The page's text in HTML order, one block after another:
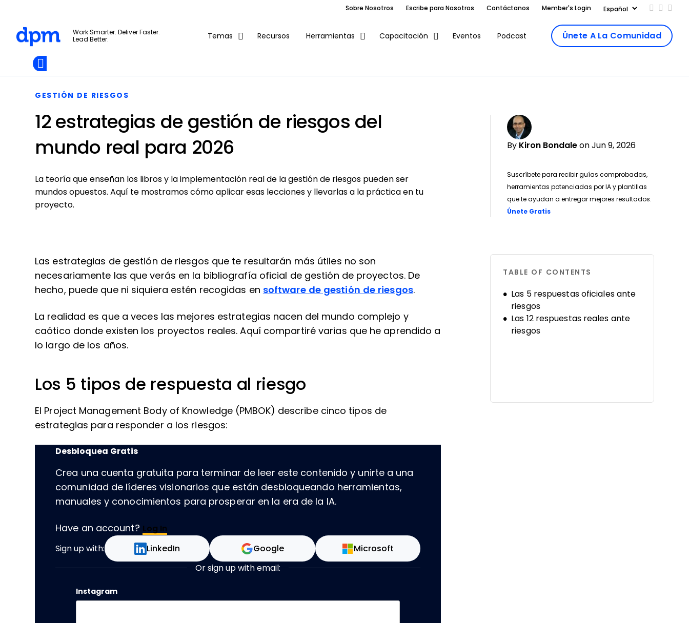
Skip to main content
Sobre Nosotros Escribe para Nosotros Contáctanos Member's Login Add us
Follow
Work Smarter. Deliver Faster.
Lead Better.
Temas Recursos Herramientas Capacitación Eventos Podcast Únete A La Comunidad
Add as
GESTIÓN DE RIESGOS
12 estrategias de gestión de riesgos del
mundo real para 2026
By Kiron Bondale on Jun 9, 2026
Suscríbete para recibir guías comprobadas,
herramientas potenciadas por IA y plantillas
que te ayudan a entregar mejores resultados.
Únete GratisOpens new window
La teoría que enseñan los libros y la implementación real de la gestión de riesgos pueden ser
mundos opuestos. Aquí te mostramos cómo aplicar esas lecciones y llevarlas a la práctica en tu
proyecto.
Las estrategias de gestión de riesgos que te resultarán más útiles no son
necesariamente las que verás en la bibliografía oficial de gestión de proyectos. De
hecho, puede que ni siquiera estén recogidas en software de gestión de riesgos.
La realidad es que a veces las mejores estrategias nacen del mundo complejo y
caótico donde existen los proyectos reales. Aquí compartiré varias que he aprendido a
lo largo de los años.
Los 5 tipos de respuesta al riesgo
El Project Management Body of Knowledge (PMBOK) describe cinco tipos de
estrategias para responder a los riesgos:
Desbloquea Gratis
Crea una cuenta gratuita para terminar de leer este contenido y unirte a una
comunidad de líderes visionarios que están desbloqueando herramientas,
manuales y conocimientos para prosperar en la era de la IA.
Have an account? Log In
Sign up with: LinkedIn Google Microsoft
Or sign up with email:
Instagram
TABLE OF CONTENTS
Las 5 respuestas oficiales ante
riesgos
Las 12 respuestas reales ante
riesgos